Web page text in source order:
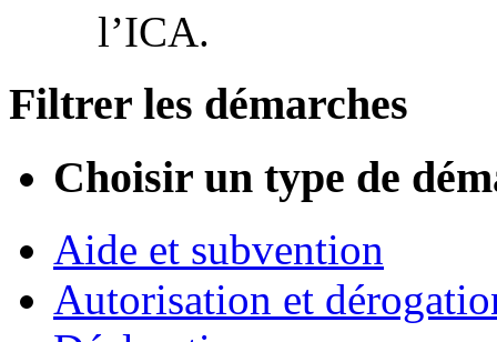
l’ICA.
Filtrer les démarches
Choisir un type de
Aide et subvention
Autorisation et